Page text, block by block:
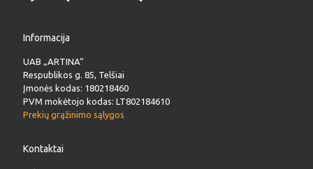
Informacija
UAB „ARTINA“
Respublikos g. 85, Telšiai
Įmonės kodas: 180218460
PVM mokėtojo kodas: LT802184610
Prekių grąžinimo sąlygos
Kontaktai